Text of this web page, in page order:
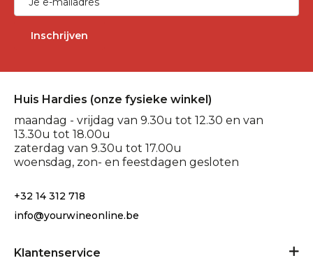
Inschrijven
Huis Hardies (onze fysieke winkel)
maandag - vrijdag van 9.30u tot 12.30 en van
13.30u tot 18.00u
zaterdag van 9.30u tot 17.00u
woensdag, zon- en feestdagen gesloten
+32 14 312 718
info@yourwineonline.be
Klantenservice